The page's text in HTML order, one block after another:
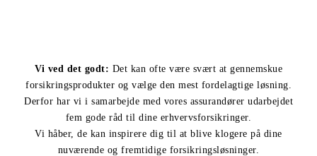
Vi ved det godt: Det kan ofte være svært at gennemskue
forsikringsprodukter og vælge den mest fordelagtige løsning.
Derfor har vi i samarbejde med vores assurandører udarbejdet
fem gode råd til dine erhvervsforsikringer.
Vi håber, de kan inspirere dig til at blive klogere på dine
nuværende og fremtidige forsikringsløsninger.